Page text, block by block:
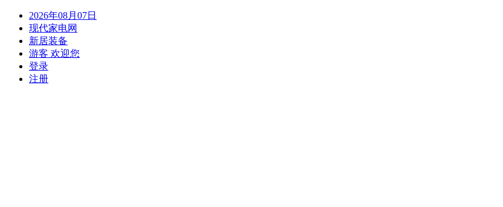
2026年08月07日
现代家电网
新居装备
游客 欢迎您
登录
注册